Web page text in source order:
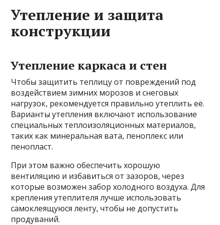
Утепление и защита
конструкции
Утепление каркаса и стен
Чтобы защитить теплицу от повреждений под
воздействием зимних морозов и снеговых
нагрузок, рекомендуется правильно утеплить её.
Варианты утепления включают использование
специальных теплоизоляционных материалов,
таких как минеральная вата, пеноплекс или
пенопласт.
При этом важно обеспечить хорошую
вентиляцию и избавиться от зазоров, через
которые возможен забор холодного воздуха. Для
крепления утеплителя лучше использовать
самоклеящуюся ленту, чтобы не допустить
продуваний.